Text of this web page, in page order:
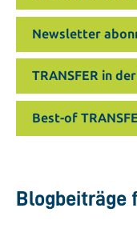
Newsletter
TRANSFER in
Best-of
Blogbeiträge